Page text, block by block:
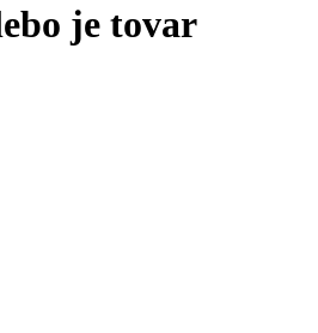
je tovar